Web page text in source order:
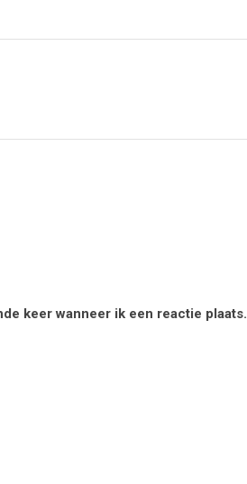
keer wanneer ik een reactie plaats.